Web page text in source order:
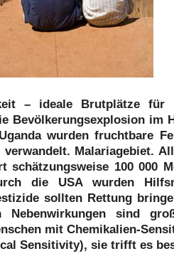
– ideale Brutplätze für
Bevölkerungsexplosion im
wurden fruchtbare
Malariagebiet.
schätzungsweise 100 000
die USA wurden
sollten Rettung
Nebenwirkungen sind
mit Chemikalien-
Sensitivity), sie trifft es